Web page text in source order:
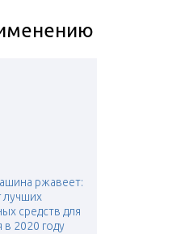
ржавеет:
лучших
средств для
2020 году